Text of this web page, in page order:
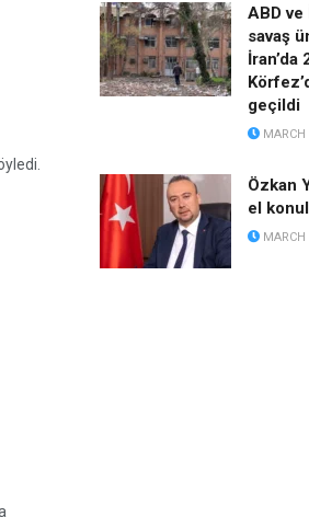
ABD ve
savaş
geçildi
Özkan
el